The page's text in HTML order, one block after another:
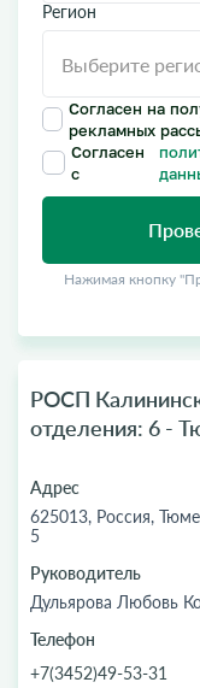
Регион
Согласен на
рекламных
Согласен
с
Нажимая кнопку
РОСП
отделения: 6 -
Адрес
625013, Россия,
5
Руководитель
Дульярова Любовь
Телефон
+7(3452)49-53-31